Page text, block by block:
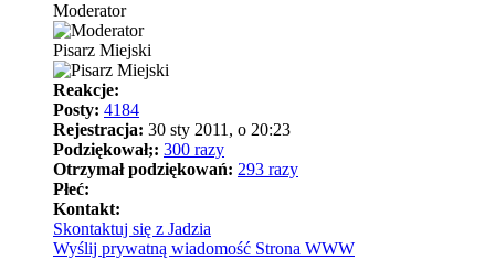
Moderator
Pisarz Miejski
Reakcje:
Posty: 4184
Rejestracja: 30 sty 2011, o 20:23
Podziękował;: 300 razy
Otrzymał podziękowań: 293 razy
Płeć:
Kontakt:
Skontaktuj się z Jadzia
Wyślij prywatną wiadomość Strona WWW